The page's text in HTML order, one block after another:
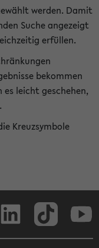
werden. Damit
Suche angezeigt
erfüllen.
bekommen
leicht geschehen,
Kreuzsymbole